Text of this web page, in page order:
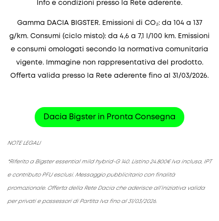
Info e condizioni presso la Rete aderente.
Gamma DACIA BIGSTER. Emissioni di CO₂: da 104 a 137
g/km. Consumi (ciclo misto): da 4,6 a 7,1 l/100 km. Emissioni
e consumi omologati secondo la normativa comunitaria
vigente. Immagine non rappresentativa del prodotto.
Offerta valida presso la Rete aderente fino al 31/03/2026.
Dacia Bigster in Pronta Consegna
NOTE LEGALI
*Riferito a Bigster essential mild hybrid-G 140. Listino 24.800€ Iva inclusa, IPT
e contributo PFU esclusi. Messaggio pubblicitario con finalità
promozionale. Offerta della Rete Dacia che aderisce all’iniziativa valida
per privati e possessori di Partita Iva fino al 31/03/2026.​